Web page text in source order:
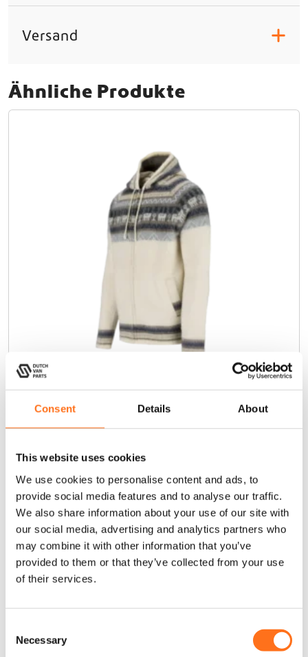
Consent Details About
This website uses cookies
We use cookies to personalise content and ads, to
provide social media features and to analyse our traffic.
We also share information about your use of our site with
our social media, advertising and analytics partners who
may combine it with other information that you’ve
provided to them or that they’ve collected from your use
of their services.
Necessary
Versand +
Ähnliche Produkte
In den Warenkorb